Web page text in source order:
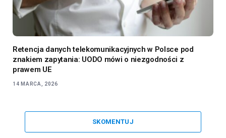
Retencja danych telekomunikacyjnych w Polsce pod
znakiem zapytania: UODO mówi o niezgodności z
prawem UE
14 MARCA, 2026
SKOMENTUJ